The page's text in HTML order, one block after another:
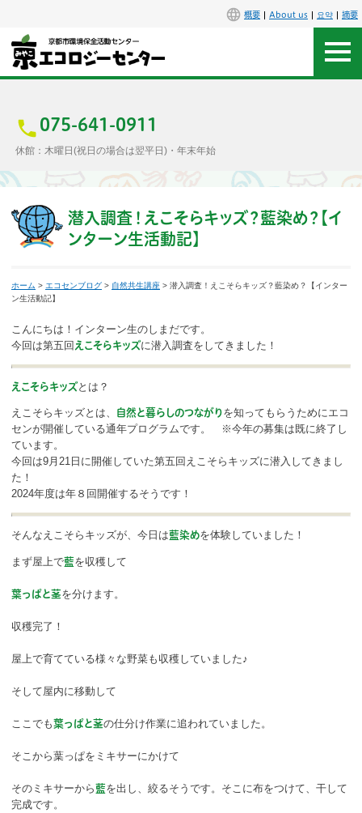
概要 About us 요약 摘要
075-641-0911
休館：木曜日(祝日の場合は翌平日)・年末年始
アクセス
施設案内
イベント
講座
ボランティア
活動支援
発行物
一般の方
団体で見学希望の方
学校関係の方
企業・環境団体の方
潜入調査！えこそらキッズ？藍染め？【イ
ンターン生活動記】
ホーム > エコセンブログ > 自然共生講座 > 潜入調査！えこそらキッズ？藍染め？【インター
ン生活動記】
こんにちは！インターン生のしまだです。
今回は第五回 えこそらキッズに潜入調査をしてきました！
えこそらキッズとは？
えこそらキッズとは、 自然と暮らしのつながりを知ってもらうためにエコ
センが開催している通年プログラムです。 ※今年の募集は既に終了し
ています。
今回は9月21日に開催していた第五回えこそらキッズに潜入してきまし
た！
2024年度は年８回開催するそうです！
そんなえこそらキッズが、今日は藍染めを体験していました！
まず屋上で藍を収穫して
葉っぱと茎を分けます。
収穫完了！
屋上で育てている様々な野菜も収穫していました♪
そして屋内に移動して
ここでも葉っぱと茎の仕分け作業に追われていました。
そこから葉っぱをミキサーにかけて
そのミキサーから藍を出し、絞るそうです。そこに布をつけて、干して
完成です。